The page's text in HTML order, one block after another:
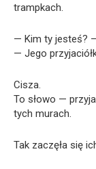
trampkach.
— Kim ty jesteś?
— Jego
Cisza.
To słowo —
tych murach.
Tak zaczęła się